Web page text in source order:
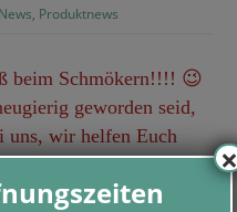
News, Produktnews
beim Schmökern!!!! 😉
geworden seid,
uns, wir helfen Euch
×